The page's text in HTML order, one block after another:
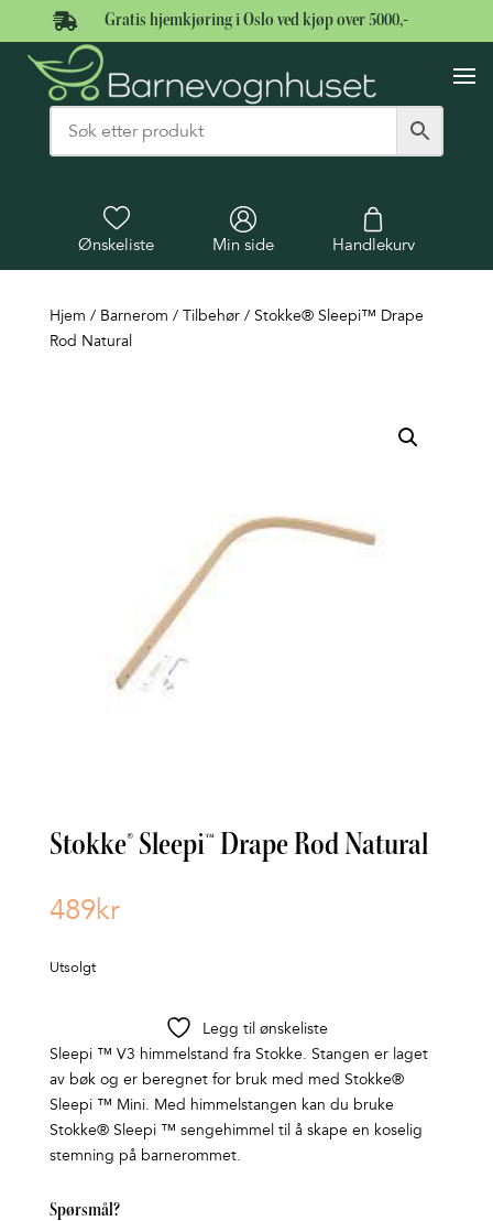
 Gratis hjemkjøring i Oslo ved kjøp over 5000,-
Ønskeliste Min side Handlekurv
Hjem / Barnerom / Tilbehør/ Stokke® Sleepi™ Drape
Rod Natural
Stokke® Sleepi™ Drape Rod Natural
489kr
Utsolgt
Legg til ønskeliste
Sleepi ™ V3 himmelstand fra Stokke. Stangen er laget
av bøk og er beregnet for bruk med med Stokke®
Sleepi ™ Mini. Med himmelstangen kan du bruke
Stokke® Sleepi ™ sengehimmel til å skape en koselig
stemning på barnerommet.
Spørsmål?